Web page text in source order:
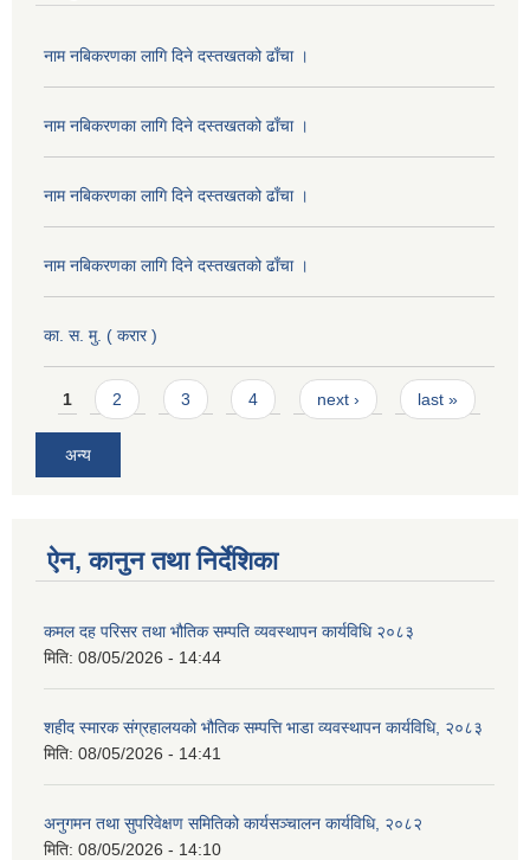
नाम नबिकरणका लागि दिने दस्तखतको ढाँचा ।
नाम नबिकरणका लागि दिने दस्तखतको ढाँचा ।
नाम नबिकरणका लागि दिने दस्तखतको ढाँचा ।
नाम नबिकरणका लागि दिने दस्तखतको ढाँचा ।
का. स. मु. ( करार )
Pages
1 2 3 4 next › last »
अन्य
ऐन, कानुन तथा निर्देशिका
कमल दह परिसर तथा भौतिक सम्पति व्यवस्थापन कार्यविधि २०८३
मिति: 08/05/2026 - 14:44
शहीद स्मारक संग्रहालयको भौतिक सम्पत्ति भाडा व्यवस्थापन कार्यविधि, २०८३
मिति: 08/05/2026 - 14:41
अनुगमन तथा सुपरिवेक्षण समितिको कार्यसञ्चालन कार्यविधि, २०८२
मिति: 08/05/2026 - 14:10